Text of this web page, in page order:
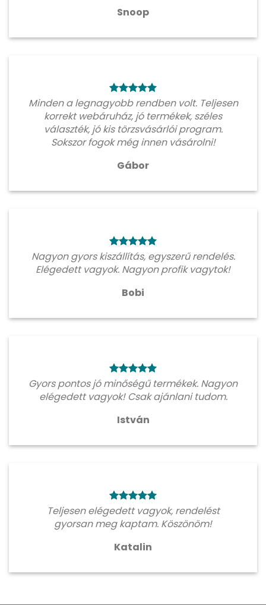
Snoop
Minden a legnagyobb rendben volt. Teljesen
korrekt webáruház, jó termékek, széles
választék, jó kis törzsvásárlói program.
Sokszor fogok még innen vásárolni!
Gábor
Nagyon gyors kiszállítás, egyszerű rendelés.
Elégedett vagyok. Nagyon profik vagytok!
Bobi
Gyors pontos jó minőségű termékek. Nagyon
elégedett vagyok! Csak ajánlani tudom.
István
Teljesen elégedett vagyok, rendelést
gyorsan meg kaptam. Köszönöm!
Katalin